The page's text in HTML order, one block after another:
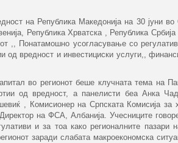
на Република Македонија на 30 јуни во
Република Хрватска , Република
,, Понатамошно усогласување со
од вредност и инвестициски услуги,,
во регионот беше клучната тема на
од вредност, а панелисти беа Анка
, Комисионер на Српската Комисија за
на ФСА, Албанија. Учесниците
и за тоа како регионалните
заради слабата макроекономска